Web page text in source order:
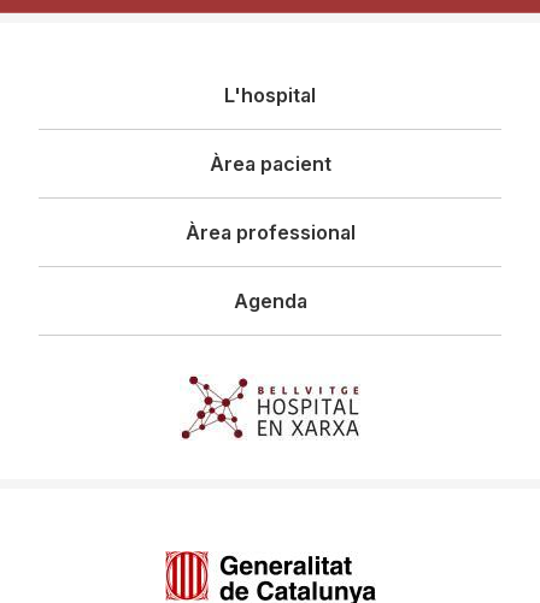
principal
L'hospital
Àrea pacient
Àrea professional
Agenda